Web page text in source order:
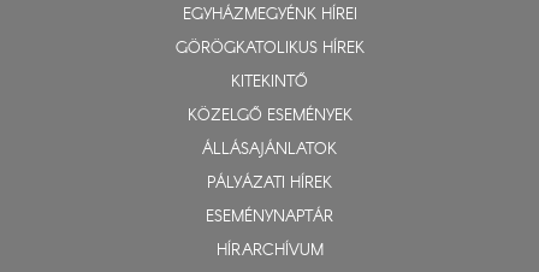
EGYHÁZMEGYÉNK HÍREI
GÖRÖGKATOLIKUS HÍREK
KITEKINTŐ
KÖZELGŐ ESEMÉNYEK
ÁLLÁSAJÁNLATOK
PÁLYÁZATI HÍREK
ESEMÉNYNAPTÁR
HÍRARCHÍVUM